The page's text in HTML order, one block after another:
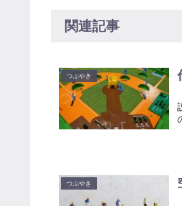
関連記事
つぶやき
つぶやき